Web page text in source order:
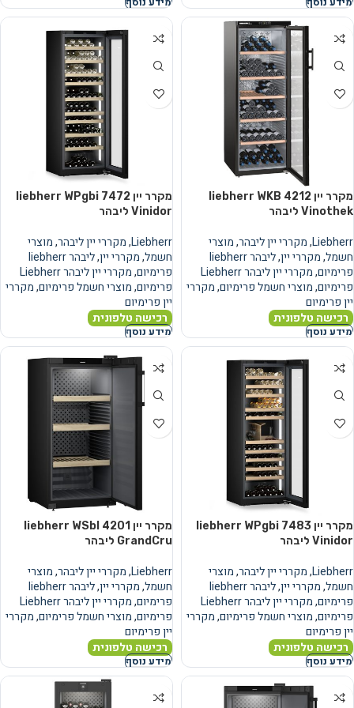
מקרר יין liebherr WKB 4212
Vinothek ליבהר
Liebherr
,מקררי יין ליבהר,מוצרי
חשמל,מקררי יין,
ליבהר liebherr
פרימיום,
מקררי יין ליבהר Liebherr
פרימיום,מוצרי חשמל פרימיום,מקררי
יין פרימיום
רכישה טלפונית
מידע נוסף
מקרר יין liebherr WPgbi 7472
Vinidor ליבהר
Liebherr
,מקררי יין ליבהר,מוצרי
חשמל,מקררי יין,
ליבהר liebherr
פרימיום,
מקררי יין ליבהר Liebherr
פרימיום,מוצרי חשמל פרימיום,מקררי
יין פרימיום
רכישה טלפונית
מידע נוסף
מקרר יין liebherr WPgbi 7483
Vinidor ליבהר
Liebherr
,מקררי יין ליבהר,מוצרי
חשמל,מקררי יין,
ליבהר liebherr
פרימיום,
מקררי יין ליבהר Liebherr
פרימיום,מוצרי חשמל פרימיום,מקררי
יין פרימיום
רכישה טלפונית
מידע נוסף
מקרר יין liebherr WSbl 4201
GrandCru ליבהר
Liebherr
,מקררי יין ליבהר,מוצרי
חשמל,מקררי יין,
ליבהר liebherr
פרימיום,
מקררי יין ליבהר Liebherr
פרימיום,מוצרי חשמל פרימיום,מקררי
יין פרימיום
רכישה טלפונית
מידע נוסף